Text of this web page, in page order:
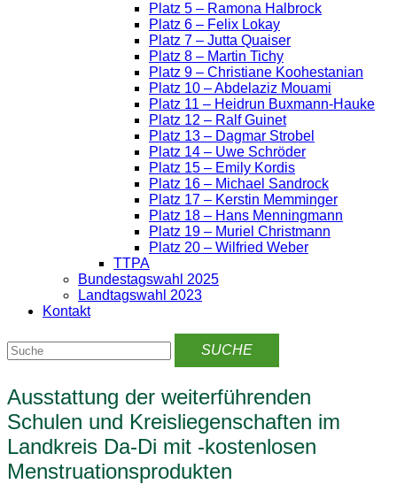
Platz 5 – Ramona Halbrock
Platz 6 – Felix Lokay
Platz 7 – Jutta Quaiser
Platz 8 – Martin Tichy
Platz 9 – Christiane Koohestanian
Platz 10 – Abdelaziz Mouami
Platz 11 – Heidrun Buxmann-Hauke
Platz 12 – Ralf Guinet
Platz 13 – Dagmar Strobel
Platz 14 – Uwe Schröder
Platz 15 – Emily Kordis
Platz 16 – Michael Sandrock
Platz 17 – Kerstin Memminger
Platz 18 – Hans Menningmann
Platz 19 – Muriel Christmann
Platz 20 – Wilfried Weber
TTPA
Bundestagswahl 2025
Landtagswahl 2023
Kontakt
Ausstattung der weiterführenden
Schulen und Kreisliegenschaften im
Landkreis Da-Di mit -kostenlosen
Menstruationsprodukten